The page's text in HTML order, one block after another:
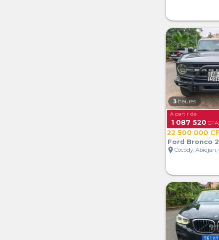
3 heures
A partir de
1 087 520
22 500 000
Ford Bronco
location_on Cocody, Abidjan,